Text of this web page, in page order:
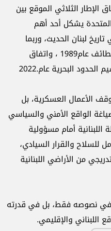
الإطار الثلاثي الموقع بين
المتحدةيشكل أحدأهم
تاريخلبنان الحديث، وربما
عام1989 ، واتفاق
الحدود البحريةعام2022.
الأعمال العسكرية، بل
الواقع الأمني والسياسي
اللبنانية أمام مسؤولية
للسلاحوالقرار السيادي،
من الأراضي اللبنانية
في نصوصه فقط، بل في قدرته
اللبناني والإقليمي.